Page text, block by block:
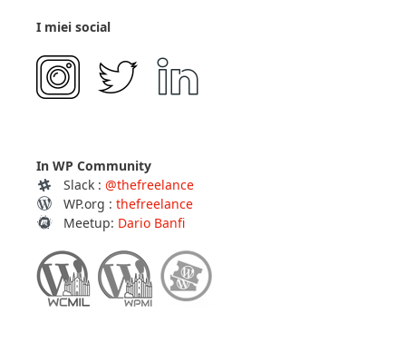
I miei social
In WP Community
Slack : @thefreelance
WP.org : thefreelance
Meetup: Dario Banfi